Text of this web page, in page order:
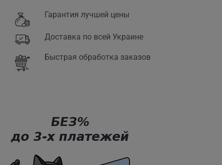
Гарантия лучшей цены
Доставка по всей Украине
Быстрая обработка заказов